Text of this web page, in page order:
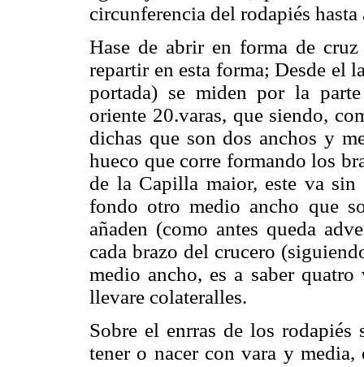
circunferencia del rodapiés hasta
Hase de abrir en forma de
repartir en esta forma; Desde el
portada) se miden por la
oriente 20.varas, que siendo,
dichas que son dos anchos y
hueco que corre formando los
de la Capilla maior, este va
fondo otro medio ancho que
añaden (como antes queda
cada brazo del crucero
medio ancho, es a saber
llevare colateralles.
Sobre el enrras de los
tener o nacer con vara y